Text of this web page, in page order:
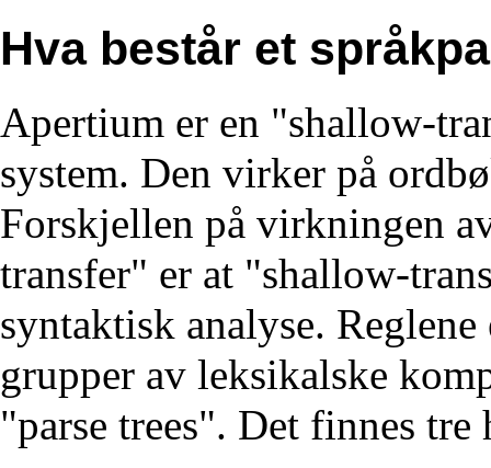
Hva består et
Apertium er en "shallow-
system. Den virker på
Forskjellen på virkningen
transfer" er at "shallow-
syntaktisk analyse.
grupper av leksikalske
"parse trees". Det finnes